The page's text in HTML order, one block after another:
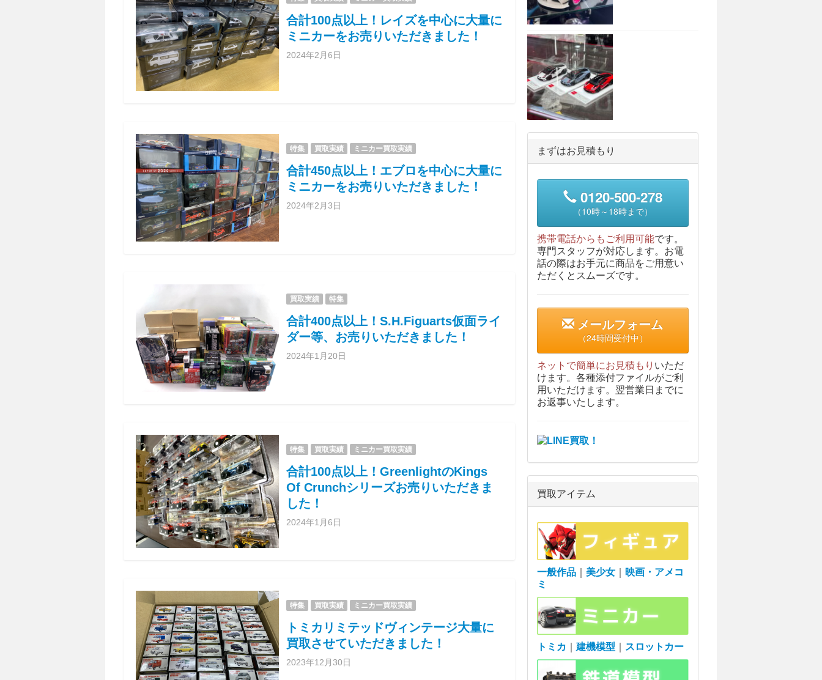
合計100点以上！レイズを中心に大量に
ミニカーをお売りいただきました！
2024年2月6日
特集 買取実績 ミニカー買取実績
合計450点以上！エブロを中心に大量に
ミニカーをお売りいただきました！
2024年2月3日
買取実績 特集
合計400点以上！S.H.Figuarts仮面ライ
ダー等、お売りいただきました！
2024年1月20日
特集 買取実績 ミニカー買取実績
合計100点以上！GreenlightのKings
Of Crunchシリーズお売りいただきま
した！
2024年1月6日
特集 買取実績 ミニカー買取実績
トミカリミテッドヴィンテージ大量に
買取させていただきました！
2023年12月30日
まずはお見積もり
0120-500-278
（10時～18時まで）
携帯電話からもご利用可能です。
専門スタッフが対応します。お電
話の際はお手元に商品をご用意い
ただくとスムーズです。
メールフォーム
（24時間受付中）
ネットで簡単にお見積もり いただ
けます。各種添付ファイルがご利
用いただけます。翌営業日までに
お返事いたします。
買取アイテム
一般作品｜ 美少女｜
映画・アメコ
ミ
トミカ 建機模型 スロットカー